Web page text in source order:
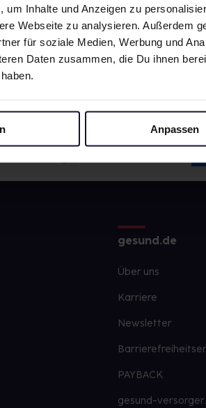
um Inhalte und Anzeigen zu
Webseite zu analysieren. Außerdem
für soziale Medien, Werbung und
Daten zusammen, die Du ihnen
Anpassen
gesund.de
Über uns
Karriere
Newsletter
PAYBACK
gesund-